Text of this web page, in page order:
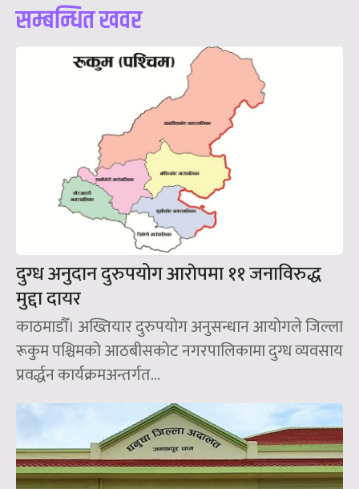
सम्बन्धित खवर
दुग्ध अनुदान दुरुपयोग आराेपमा ११ जनाविरुद्ध
मुद्दा दायर
काठमाडौँ। अख्तियार दुरुपयोग अनुसन्धान आयोगले जिल्ला
रूकुम पश्चिमको आठबीसकोट नगरपालिकामा दुग्ध व्यवसाय
प्रवर्द्धन कार्यक्रमअन्तर्गत...